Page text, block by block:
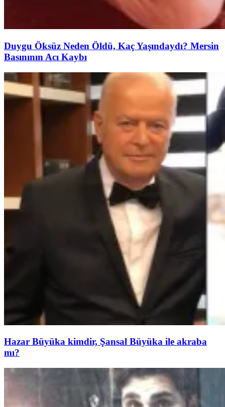
Duygu Öksüz Neden Öldü, Kaç Yaşındaydı? Mersin
Basınının Acı Kaybı
Hazar Büyüka kimdir, Şansal Büyüka ile akraba
mı?